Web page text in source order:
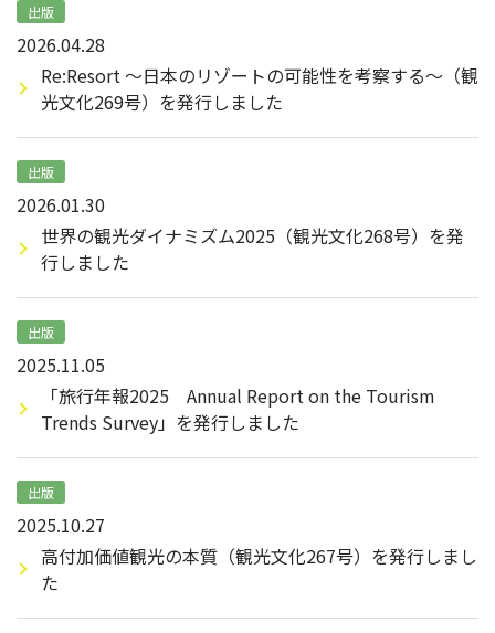
出版
2026.04.28
Re:Resort ～日本のリゾートの可能性を考察する～（観
光文化269号）を発行しました
出版
2026.01.30
世界の観光ダイナミズム2025（観光文化268号）を発
行しました
出版
2025.11.05
「旅行年報2025 Annual Report on the Tourism
Trends Survey」を発行しました
出版
2025.10.27
高付加価値観光の本質（観光文化267号）を発行しまし
た